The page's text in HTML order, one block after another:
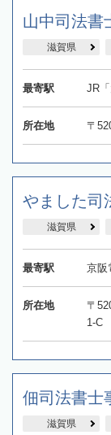
山中司法書
滋賀県
最寄駅 JR
所在地 〒
やました司
滋賀県
最寄駅 京阪
所在地
〒
1-C
佃司法書士
滋賀県